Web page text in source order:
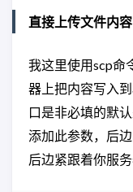
直接上传文件内容
我这里使用scp命
器上把内容写入
口是非必填的默
添加此参数，后
后边紧跟着你服